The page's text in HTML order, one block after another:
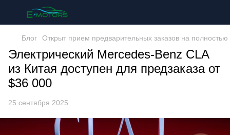
Блог Открыт прием предварительных заказов на
Электрический Mercedes-Benz CLA
из Китая доступен для предзаказа от
$36 000
25 сентября 2025